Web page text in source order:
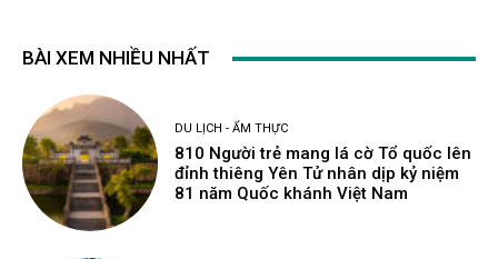
BÀI XEM NHIỀU NHẤT
DU LỊCH - ẨM THỰC
810 Người trẻ mang lá cờ Tổ quốc lên
đỉnh thiêng Yên Tử nhân dịp kỷ niệm
81 năm Quốc khánh Việt Nam